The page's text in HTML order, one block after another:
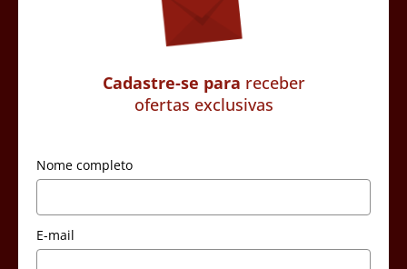
Cadastre-se para receber
ofertas exclusivas
Nome completo
E-mail